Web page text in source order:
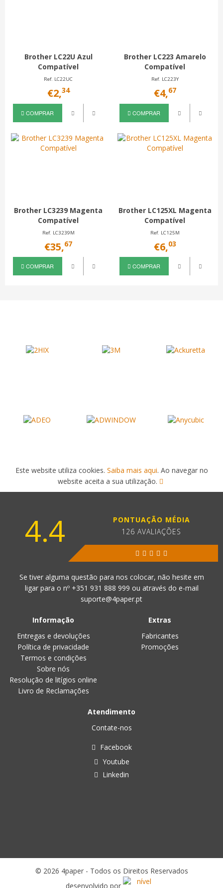
Brother LC22U Azul
Compatível
Ref. LC22UC
€2,34
COMPRAR
Brother LC223 Amarelo
Compatível
Ref. LC223Y
€4,67
COMPRAR
Brother LC3239 Magenta
Compatível
Ref. LC3239M
€35,67
COMPRAR
Brother LC125XL Magenta
Compatível
Ref. LC125M
€6,03
COMPRAR
Este website utiliza cookies. Saiba mais aqui. Ao navegar no
website aceita a sua utilização.
4.4
PONTUAÇÃO MÉDIA
126 AVALIAÇÕES
Se tiver alguma questão para nos colocar, não hesite em
ligar para o nº +351 931 888 999 ou através do e-mail
suporte@4paper.pt
Informação
Entregas e devoluções
Política de privacidade
Termos e condições
Sobre nós
Resolução de litígios online
Livro de Reclamações
Extras
Fabricantes
Promoções
Atendimento
Contate-nos
Facebook
Youtube
Linkedin
© 2026 4paper - Todos os Direitos Reservados
desenvolvido por